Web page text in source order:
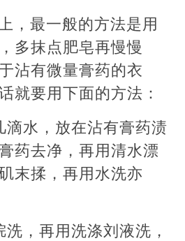
，最一般的方法是用
多抹点肥皂再慢慢
沾有微量膏药的衣
就要用下面的方法：
滴水，放在沾有膏药渍
药去净，再用清水漂
末揉，再用水洗亦
，再用洗涤刘液洗，